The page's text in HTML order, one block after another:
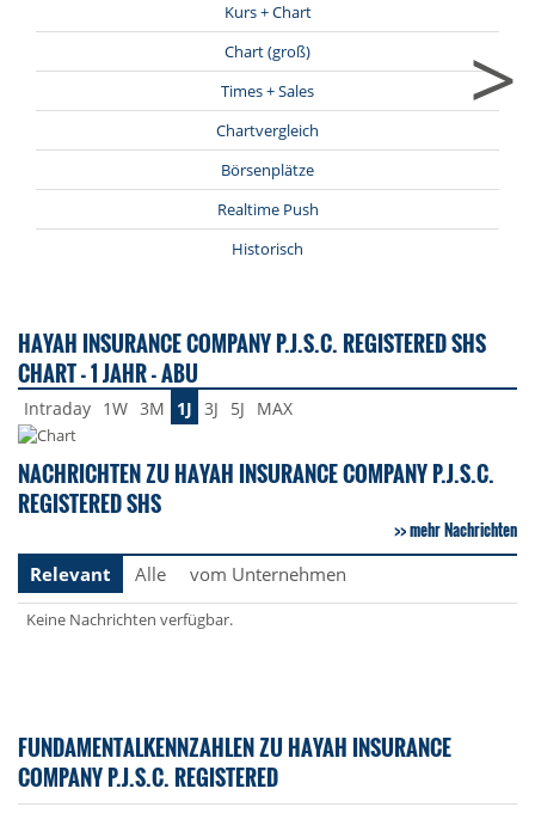
Kurs + Chart
Chart (groß)
Times + Sales
Chartvergleich
Börsenplätze
Realtime Push
Historisch
>
HAYAH INSURANCE COMPANY P.J.S.C. REGISTERED SHS
CHART - 1 JAHR - ABU
Intraday 1W 3M 1J 3J 5J MAX
NACHRICHTEN ZU HAYAH INSURANCE COMPANY P.J.S.C.
REGISTERED SHS
mehr Nachrichten
Relevant
Alle vom Unternehmen
Keine Nachrichten verfügbar.
FUNDAMENTALKENNZAHLEN ZU HAYAH INSURANCE
COMPANY P.J.S.C. REGISTERED